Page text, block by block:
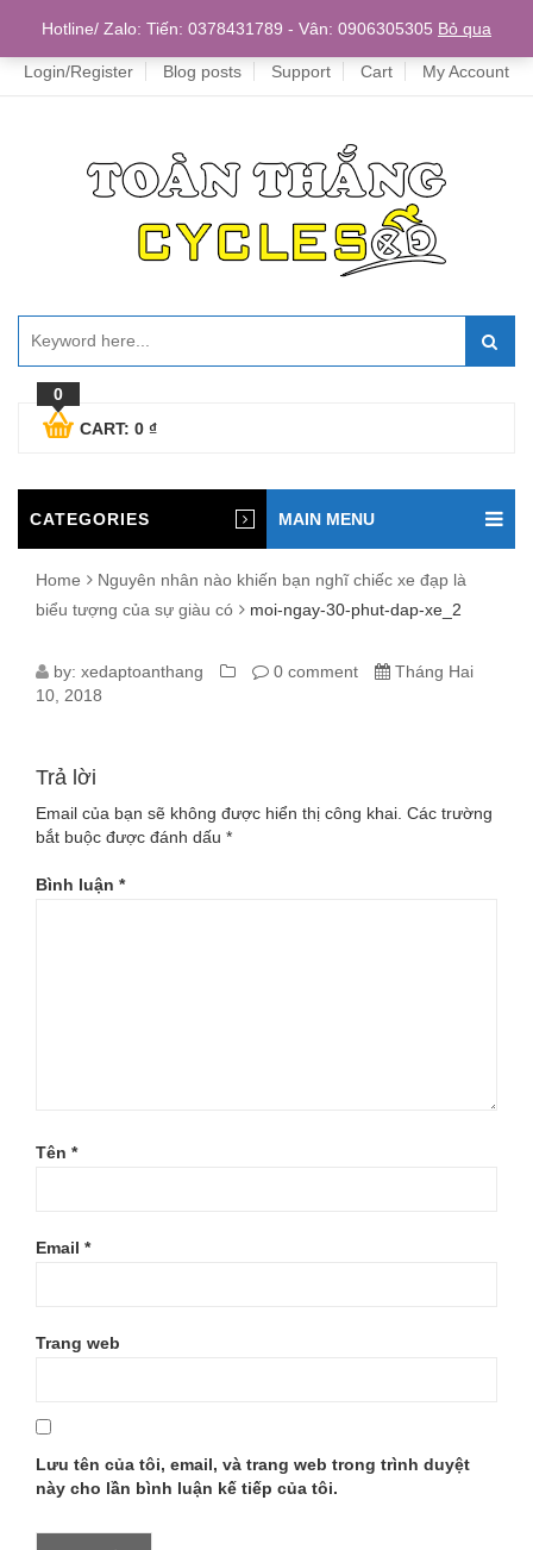
Home
Login/Register Blog posts Support Cart My Account
0
CART: 0 ₫
CATEGORIES MAIN MENU
Home
Nguyên nhân nào khiến bạn nghĩ chiếc xe đạp là
biểu tượng của sự giàu có
moi-ngay-30-phut-dap-xe_2
MOI-
30-
PHUT-
by: xedaptoanthang 0 comment
Tháng Hai
10, 2018
Trả lời
Email của bạn sẽ không được hiển thị công khai. Các trường
bắt buộc được đánh dấu *
Bình luận *
Tên *
Email *
Trang web
Lưu tên của tôi, email, và trang web trong trình duyệt
này cho lần bình luận kế tiếp của tôi.
Hotline/ Zalo: Tiến: 0378431789 - Vân: 0906305305 Bỏ qua